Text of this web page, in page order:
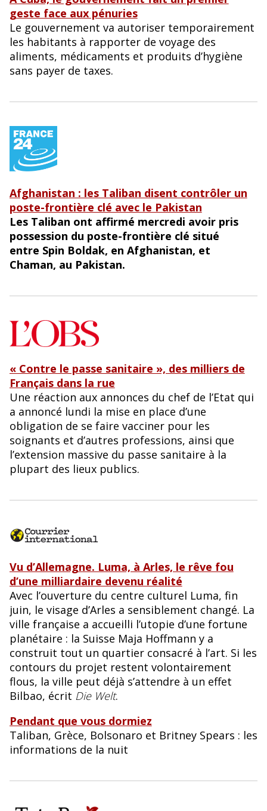
geste face aux pénuries
Le gouvernement va autoriser temporairement
les habitants à rapporter de voyage des
aliments, médicaments et produits d’hygiène
sans payer de taxes.
Afghanistan : les Taliban disent contrôler un
poste-frontière clé avec le Pakistan
Les Taliban ont affirmé mercredi avoir pris
possession du poste-frontière clé situé
entre Spin Boldak, en Afghanistan, et
Chaman, au Pakistan.
« Contre le passe sanitaire », des milliers de
Français dans la rue
Une réaction aux annonces du chef de l’Etat qui
a annoncé lundi la mise en place d’une
obligation de se faire vacciner pour les
soignants et d’autres professions, ainsi que
l’extension massive du passe sanitaire à la
plupart des lieux publics.
Vu d’Allemagne. Luma, à Arles, le rêve fou
d’une milliardaire devenu réalité
Avec l’ouverture du centre culturel Luma, fin
juin, le visage d’Arles a sensiblement changé. La
ville française a accueilli l’utopie d’une fortune
planétaire : la Suisse Maja Hoffmann y a
construit tout un quartier consacré à l’art. Si les
contours du projet restent volontairement
flous, la ville peut déjà s’attendre à un effet
Bilbao, écrit Die Welt.
Pendant que vous dormiez
Taliban, Grèce, Bolsonaro et Britney Spears : les
informations de la nuit